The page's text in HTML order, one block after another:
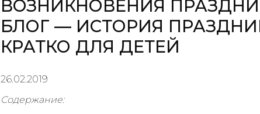
ВОЗНИКНОВЕНИЯ
БЛОГ — ИСТОРИЯ
КРАТКО ДЛЯ ДЕТЕЙ
26.02.2019
Содержание: